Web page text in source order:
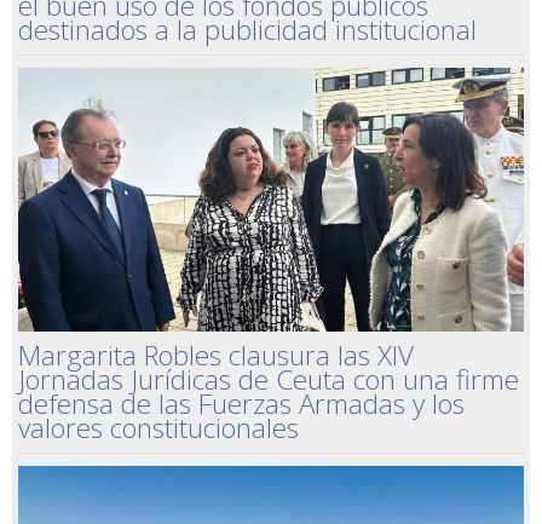
destinados a la publicidad institucional
Margarita Robles clausura las XIV
Jornadas Jurídicas de Ceuta con una firme
defensa de las Fuerzas Armadas y los
valores constitucionales